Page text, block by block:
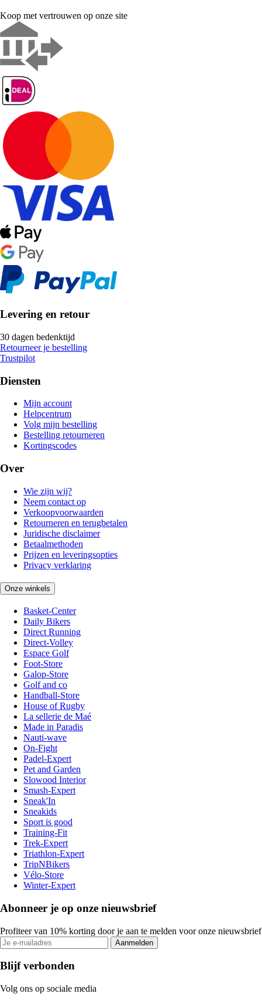
Koop met vertrouwen op onze site
Levering en retour
30 dagen bedenktijd
Retourneer je bestelling
Trustpilot
Diensten
Mijn account
Helpcentrum
Volg mijn bestelling
Bestelling retourneren
Kortingscodes
Over
Wie zijn wij?
Neem contact op
Verkoopvoorwaarden
Retourneren en terugbetalen
Juridische disclaimer
Betaalmethoden
Prijzen en leveringsopties
Privacy verklaring
Onze winkels
Basket-Center
Daily Bikers
Direct Running
Direct-Volley
Espace Golf
Foot-Store
Galop-Store
Golf and co
Handball-Store
House of Rugby
La sellerie de Maé
Made in Paradis
Nauti-wave
On-Fight
Padel-Expert
Pet and Garden
Slowood Interior
Smash-Expert
Sneak'In
Sneakids
Sport is good
Training-Fit
Trek-Expert
Triathlon-Expert
TripNBikers
Vélo-Store
Winter-Expert
Abonneer je op onze nieuwsbrief
Profiteer van 10% korting door je aan te melden voor onze nieuwsbrief
Aanmelden
Blijf verbonden
Volg ons op sociale media